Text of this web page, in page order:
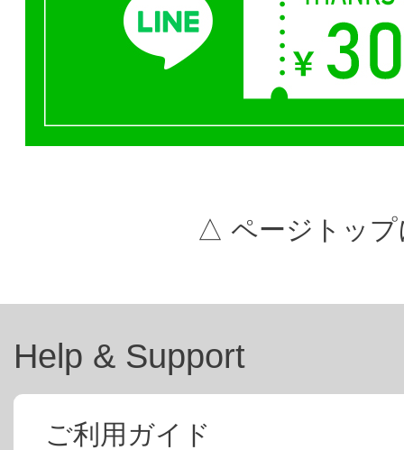
△ ページトップ
Help & Support
ご利用ガイド